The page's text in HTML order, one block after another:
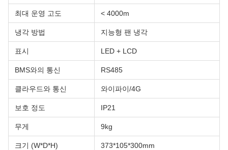
최대 운영 고도 < 4000m
냉각 방법 지능형 팬 냉각
표시 LED + LCD
BMS와의 통신 RS485
클라우드와 통신 와이파이/4G
보호 정도 IP21
무게 9kg
크기 (W*D*H) 373*105*300mm